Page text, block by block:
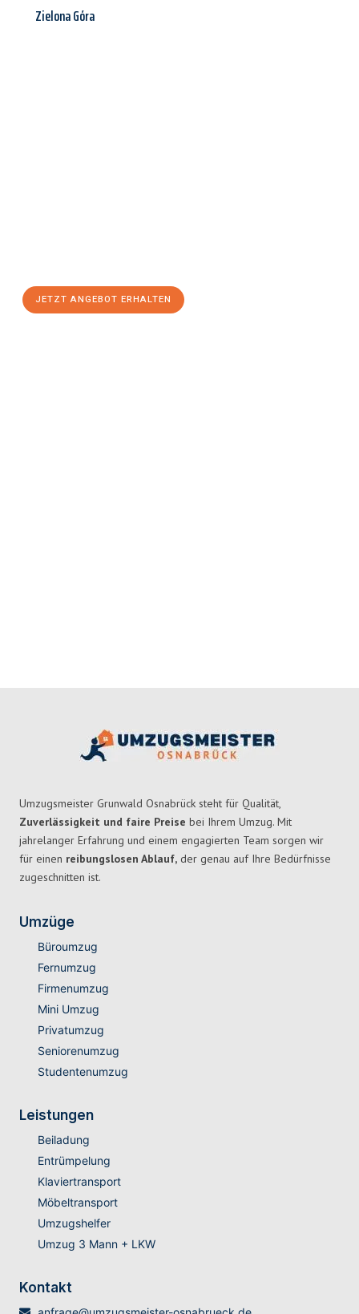
Zielona Góra
JETZT ANGEBOT ERHALTEN
Umzugsmeister Grunwald Osnabrück steht für Qualität,
Zuverlässigkeit und faire Preise bei Ihrem Umzug. Mit
jahrelanger Erfahrung und einem engagierten Team sorgen wir
für einen reibungslosen Ablauf, der genau auf Ihre Bedürfnisse
zugeschnitten ist.
Umzüge
Büroumzug
Fernumzug
Firmenumzug
Mini Umzug
Privatumzug
Seniorenumzug
Studentenumzug
Leistungen
Beiladung
Entrümpelung
Klaviertransport
Möbeltransport
Umzugshelfer
Umzug 3 Mann + LKW
Kontakt